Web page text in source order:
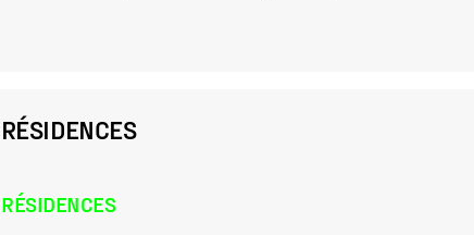
RÉSIDENCES
RÉSIDENCES